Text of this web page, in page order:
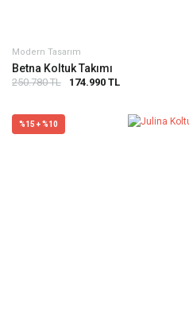
Modern Tasarım
Betna Koltuk Takımı
250.780 TL 174.990 TL
%15 + %10